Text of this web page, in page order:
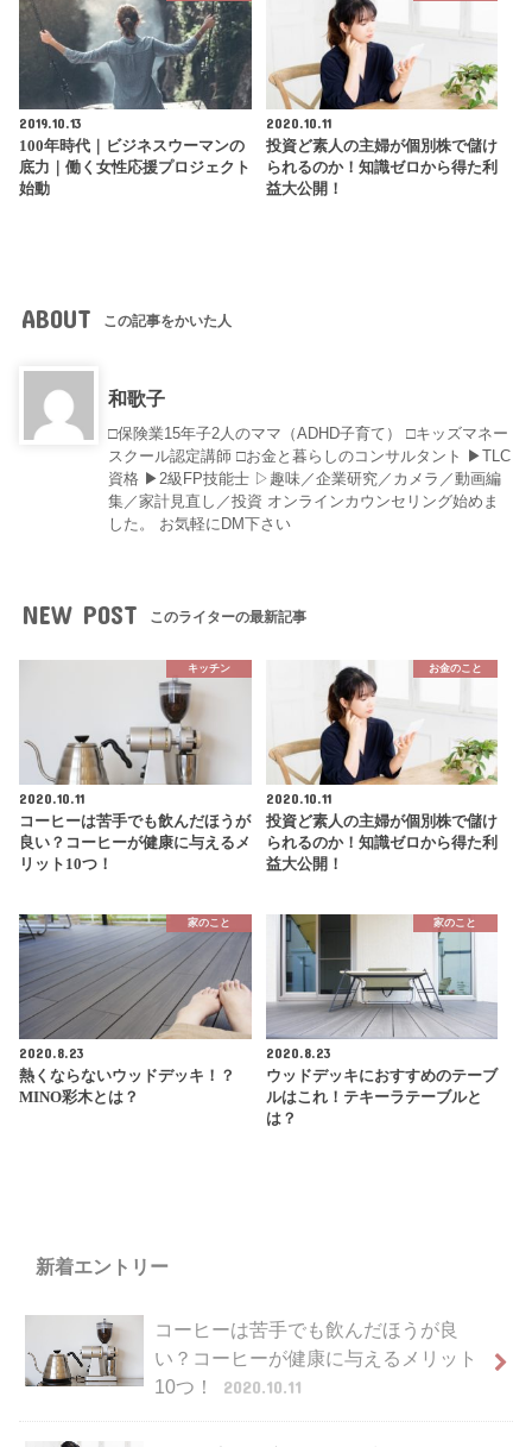
2019.10.13
100年時代｜ビジネスウーマンの
底力｜働く女性応援プロジェクト
始動
2020.10.11
投資ど素人の主婦が個別株で儲け
られるのか！知識ゼロから得た利
益大公開！
ABOUT この記事をかいた人
和歌子
□保険業15年子2人のママ（ADHD子育て） □キッズマネー
スクール認定講師 □お金と暮らしのコンサルタント ▶︎TLC
資格 ▶︎2級FP技能士 ▷趣味／企業研究／カメラ／動画編
集／家計見直し／投資 オンラインカウンセリング始めま
した。 お気軽にDM下さい
NEW POST このライターの最新記事
キッチン
2020.10.11
コーヒーは苦手でも飲んだほうが
良い？コーヒーが健康に与えるメ
リット10つ！
お金のこと
2020.10.11
投資ど素人の主婦が個別株で儲け
られるのか！知識ゼロから得た利
益大公開！
家のこと
2020.8.23
熱くならないウッドデッキ！？
MINO彩木とは？
家のこと
2020.8.23
ウッドデッキにおすすめのテーブ
ルはこれ！テキーラテーブルと
は？
新着エントリー
コーヒーは苦手でも飲んだほうが良
い？コーヒーが健康に与えるメリット
10つ！
2020.10.11